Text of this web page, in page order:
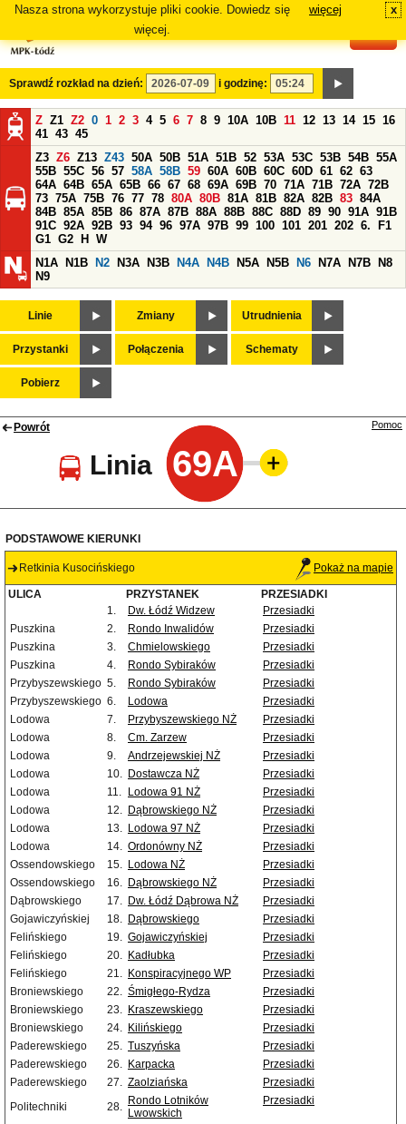
Nasza strona wykorzystuje pliki cookie. Dowiedz się
więcej.
więcej x
Sprawdź rozkład na dzień: i godzinę:
Z Z1 Z2 0 1 2 3 4 5 6 7 8 9 10A 10B 11 12 13 14 15 16
41 43 45
Z3 Z6 Z13 Z43 50A 50B 51A 51B 52 53A 53C 53B 54B 55A
55B 55C 56 57 58A 58B 59 60A 60B 60C 60D 61 62 63
64A 64B 65A 65B 66 67 68 69A 69B 70 71A 71B 72A 72B
73 75A 75B 76 77 78 80A 80B 81A 81B 82A 82B 83 84A
84B 85A 85B 86 87A 87B 88A 88B 88C 88D 89 90 91A 91B
91C 92A 92B 93 94 96 97A 97B 99 100 101 201 202 6.
F1
G1 G2 H
W
N1A
N1B N2 N3A N3B N4A N4B N5A N5B N6 N7A N7B
N8
N9
Linie Zmiany Utrudnienia
Przystanki Połączenia Schematy
Pobierz
Powrót
Linia 69A
Pomoc
PODSTAWOWE KIERUNKI
Retkinia Kusocińskiego Pokaż na mapie
ULICA PRZYSTANEK
PRZESIADKI
1.
Dw. Łódź Widzew
Przesiadki
Puszkina
2. Rondo Inwalidów
Przesiadki
Puszkina
3. Chmielowskiego
Przesiadki
Puszkina
4. Rondo Sybiraków
Przesiadki
Przybyszewskiego 5. Rondo Sybiraków
Przesiadki
Przybyszewskiego 6. Lodowa
Przesiadki
Lodowa
7. Przybyszewskiego NŻ
Przesiadki
Lodowa
8. Cm. Zarzew
Przesiadki
Lodowa
9. Andrzejewskiej NŻ
Przesiadki
Lodowa
10. Dostawcza NŻ
Przesiadki
Lodowa
11. Lodowa 91 NŻ
Przesiadki
Lodowa
12. Dąbrowskiego NŻ
Przesiadki
Lodowa
13. Lodowa 97 NŻ
Przesiadki
Lodowa
14. Ordonówny NŻ
Przesiadki
Ossendowskiego
15. Lodowa NŻ
Przesiadki
Ossendowskiego
16. Dąbrowskiego NŻ
Przesiadki
Dąbrowskiego
17. Dw. Łódź Dąbrowa NŻ
Przesiadki
Gojawiczyńskiej
18. Dąbrowskiego
Przesiadki
Felińskiego
19. Gojawiczyńskiej
Przesiadki
Felińskiego
20. Kadłubka
Przesiadki
Felińskiego
21. Konspiracyjnego WP
Przesiadki
Broniewskiego
22. Śmigłego-Rydza
Przesiadki
Broniewskiego
23. Kraszewskiego
Przesiadki
Broniewskiego
24. Kilińskiego
Przesiadki
Paderewskiego
25. Tuszyńska
Przesiadki
Paderewskiego
26. Karpacka
Przesiadki
Paderewskiego
27. Zaolziańska
Przesiadki
Politechniki
28. Rondo Lotników
Lwowskich
Przesiadki